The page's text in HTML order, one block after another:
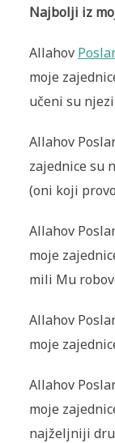
Najbolji iz
Allahov
moje
učeni su
Allahov
zajednice su
(oni koji
Allahov
moje
mili Mu
Allahov
moje
Allahov
moje
najželjniji